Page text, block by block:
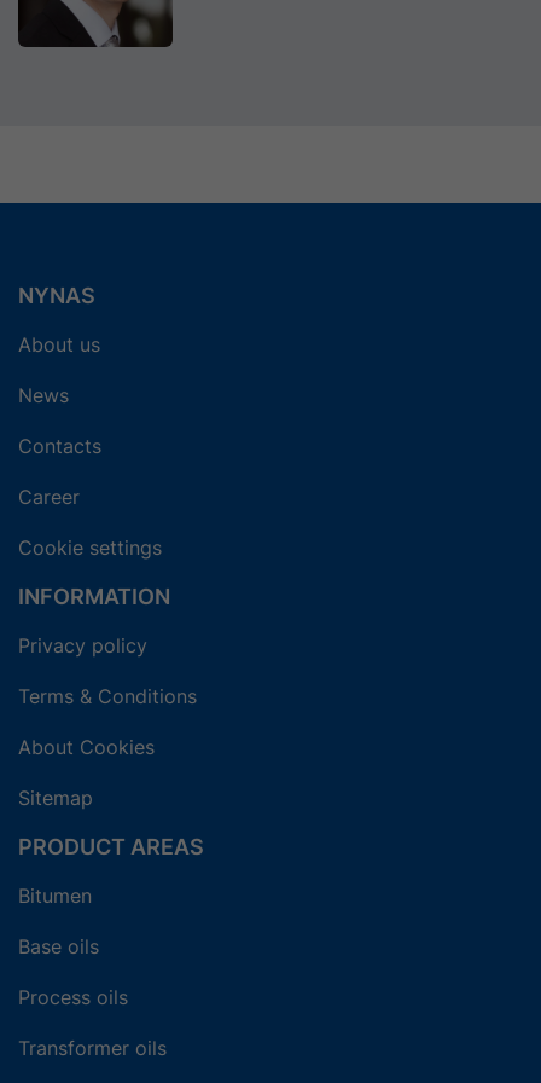
NYNAS
About us
News
Contacts
Career
Cookie settings
INFORMATION
Privacy policy
Terms & Conditions
About Cookies
Sitemap
PRODUCT AREAS
Bitumen
Base oils
Process oils
Transformer oils